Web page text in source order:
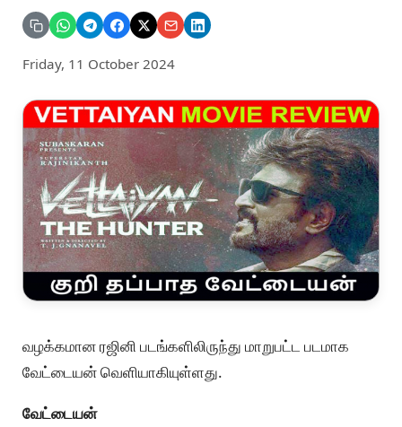
Friday, 11 October 2024
வழக்கமான ரஜினி படங்களிலிருந்து மாறுபட்ட படமாக
வேட்டையன் வெளியாகியுள்ளது.
வேட்டையன்